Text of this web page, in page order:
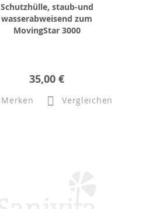
Schutzhülle, staub-und
wasserabweisend zum
MovingStar 3000
35,00 €
Merken Vergleichen